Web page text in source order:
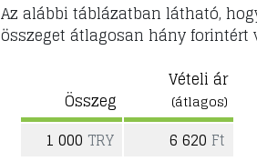
Az alábbi táblázatban látható,
összeget átlagosan hány forintért
Összeg
Vételi ár
(átlagos)
1 000 TRY 6 620 Ft